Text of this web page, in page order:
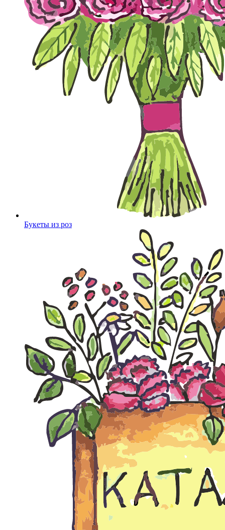
Букеты из роз